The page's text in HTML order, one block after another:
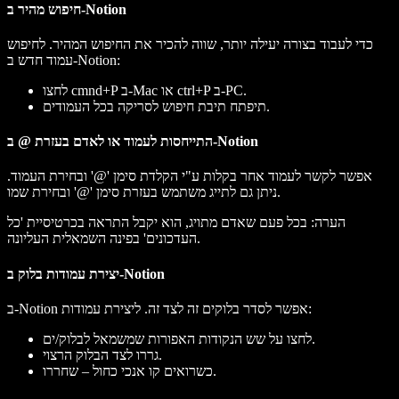
חיפוש מהיר ב-Notion
כדי לעבוד בצורה יעילה יותר, שווה להכיר את החיפוש המהיר. לחיפוש
עמוד חדש ב-Notion:
לחצו cmnd+P ב-Mac או ctrl+P ב-PC.
תיפתח תיבת חיפוש לסריקה בכל העמודים.
התייחסות לעמוד או לאדם בעזרת @ ב-Notion
אפשר לקשר לעמוד אחר בקלות ע"י הקלדת סימן '@' ובחירת העמוד.
ניתן גם לתייג משתמש בעזרת סימן '@' ובחירת שמו.
הערה: בכל פעם שאדם מתויג, הוא יקבל התראה בכרטיסיית 'כל
העדכונים' בפינה השמאלית העליונה.
יצירת עמודות בלוק ב-Notion
ב-Notion אפשר לסדר בלוקים זה לצד זה. ליצירת עמודות:
לחצו על שש הנקודות האפורות שמשמאל לבלוק/ים.
גררו לצד הבלוק הרצוי.
כשרואים קו אנכי כחול – שחררו.